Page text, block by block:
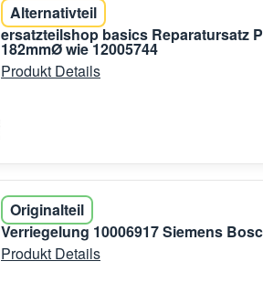
Alternativteil
ersatzteilshop basics Reparatursatz
182mmØ wie 12005744
Produkt Details
Originalteil
Verriegelung 10006917 Siemens
Produkt Details